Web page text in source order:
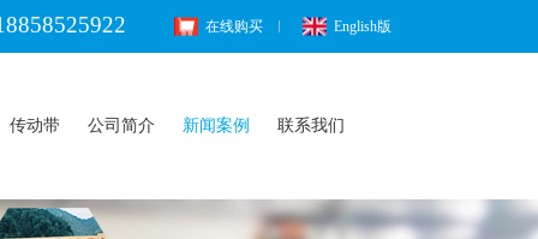
在线购买 English版
传动带 公司简介 新闻案例 联系我们